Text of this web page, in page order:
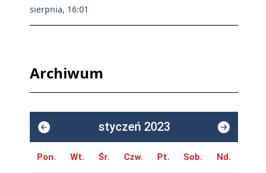
List do Komendanta Wojewódzkiego Policji w Bydgoszczy
sierpnia, 16:01
Archiwum
styczeń 2023
Pon. Wt. Śr. Czw. Pt. Sob. Nd.